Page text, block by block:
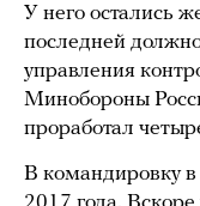
У него остались
последней
управления
Минобороны
проработал
В командировку